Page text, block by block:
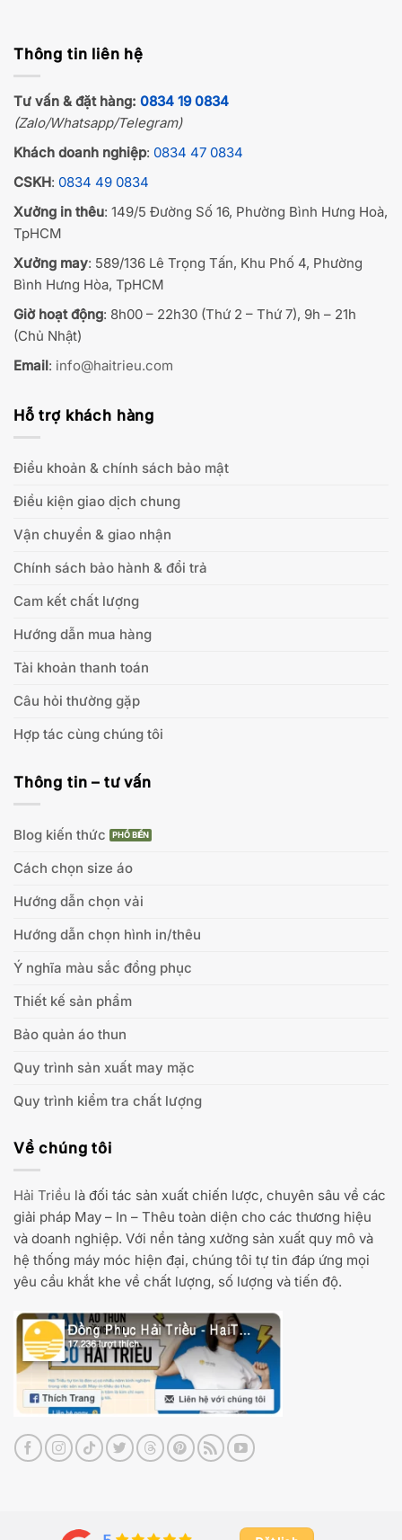
Thông tin liên hệ
Tư vấn & đặt hàng: 0834 19 0834
(Zalo/Whatsapp/Telegram)
Khách doanh nghiệp: 0834 47 0834
CSKH: 0834 49 0834
Xưởng in thêu: 149/5 Đường Số 16, Phường Bình Hưng Hoà,
TpHCM
Xưởng may: 589/136 Lê Trọng Tấn, Khu Phố 4, Phường
Bình Hưng Hòa, TpHCM
Giờ hoạt động: 8h00 – 22h30 (Thứ 2 – Thứ 7), 9h – 21h
(Chủ Nhật)
Email: info@haitrieu.com
Hỗ trợ khách hàng
Điều khoản & chính sách bảo mật
Điều kiện giao dịch chung
Vận chuyển & giao nhận
Chính sách bảo hành & đổi trả
Cam kết chất lượng
Hướng dẫn mua hàng
Tài khoản thanh toán
Câu hỏi thường gặp
Hợp tác cùng chúng tôi
Thông tin – tư vấn
Blog kiến thức
Cách chọn size áo
Hướng dẫn chọn vải
Hướng dẫn chọn hình in/thêu
Ý nghĩa màu sắc đồng phục
Thiết kế sản phẩm
Bảo quản áo thun
Quy trình sản xuất may mặc
Quy trình kiểm tra chất lượng
Về chúng tôi
Hải Triều là đối tác sản xuất chiến lược, chuyên sâu về các
giải pháp May – In – Thêu toàn diện cho các thương hiệu
và doanh nghiệp. Với nền tảng xưởng sản xuất quy mô và
hệ thống máy móc hiện đại, chúng tôi tự tin đáp ứng mọi
yêu cầu khắt khe về chất lượng, số lượng và tiến độ.